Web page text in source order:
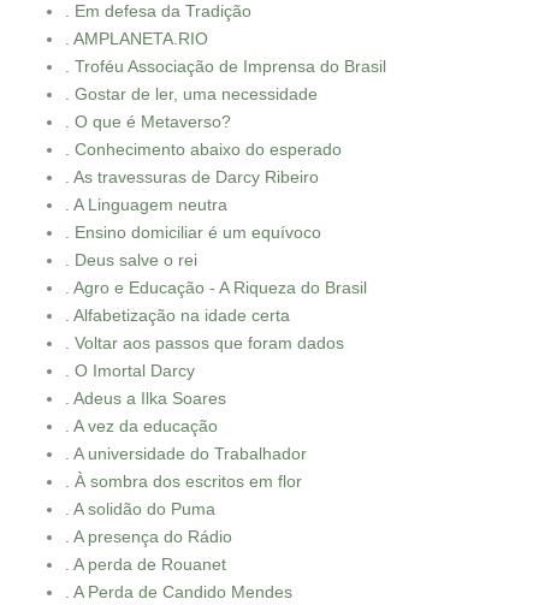
. Em defesa da Tradição
. AMPLANETA.RIO
. Troféu Associação de Imprensa do Brasil
. Gostar de ler, uma necessidade
. O que é Metaverso?
. Conhecimento abaixo do esperado
. As travessuras de Darcy Ribeiro
. A Linguagem neutra
. Ensino domiciliar é um equívoco
. Deus salve o rei
. Agro e Educação - A Riqueza do Brasil
. Alfabetização na idade certa
. Voltar aos passos que foram dados
. O Imortal Darcy
. Adeus a Ilka Soares
. A vez da educação
. A universidade do Trabalhador
. À sombra dos escritos em flor
. A solidão do Puma
. A presença do Rádio
. A perda de Rouanet
. A Perda de Candido Mendes